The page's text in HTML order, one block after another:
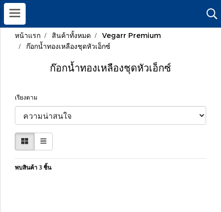
หน้าแรก สินค้าทั้งหมด
Vegarr Premium
ก๊อกน้ำทองเหลืองชุดหัวเอ็กซ์
ก๊อกน้ำทองเหลืองชุดหัวเอ็กซ์
เรียงตาม
พบสินค้า 3 ชิ้น